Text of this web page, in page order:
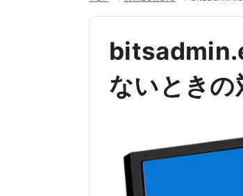
ないときの